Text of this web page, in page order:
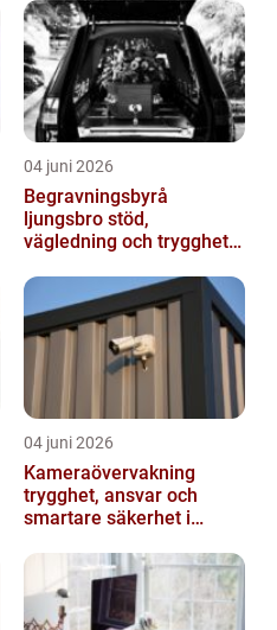
04 juni 2026
Begravningsbyrå
ljungsbro stöd,
vägledning och trygghet
04 juni 2026
Kameraövervakning
trygghet, ansvar och
smartare säkerhet i